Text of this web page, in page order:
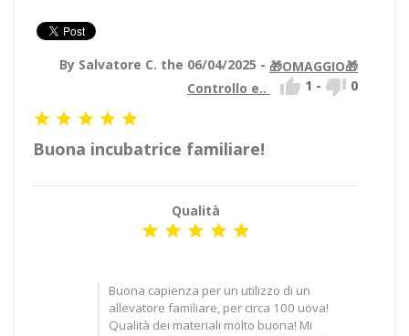
By Salvatore C. the 06/04/2025 - 🎁OMAGGIO🎁
Controllo e..
 1 -  0
    
Buona incubatrice familiare!
Qualità
    
Buona capienza per un utilizzo di un
allevatore familiare, per circa 100 uova!
Qualità dei materiali molto buona! Mi